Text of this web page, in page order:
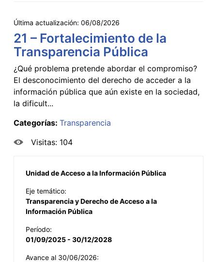
Última actualización: 06/08/2026
21 – Fortalecimiento de la
Transparencia Pública
¿Qué problema pretende abordar el compromiso?
El desconocimiento del derecho de acceder a la
información pública que aún existe en la sociedad,
la dificult...
Categorías: Transparencia
Visitas: 104
Unidad de Acceso a la Información Pública
Eje temático:
Transparencia y Derecho de Acceso a la
Información Pública
Período:
01/09/2025 - 30/12/2028
Avance al 30/06/2026: